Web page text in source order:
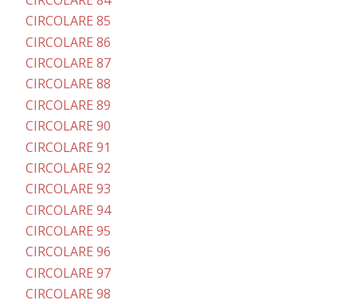
CIRCOLARE 85
CIRCOLARE 86
CIRCOLARE 87
CIRCOLARE 88
CIRCOLARE 89
CIRCOLARE 90
CIRCOLARE 91
CIRCOLARE 92
CIRCOLARE 93
CIRCOLARE 94
CIRCOLARE 95
CIRCOLARE 96
CIRCOLARE 97
CIRCOLARE 98